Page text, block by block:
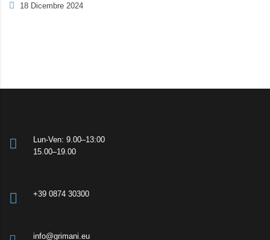
18 Dicembre 2024
Lun-Ven: 9.00–13:00
15.00–19.00
+39 0874 30300
info@grimani.eu